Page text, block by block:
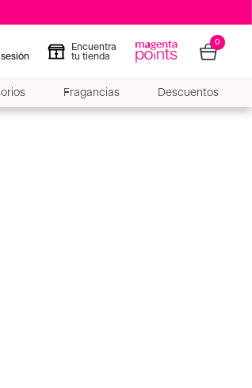
Encuentra
tu tienda
0
Fragancias Descuentos